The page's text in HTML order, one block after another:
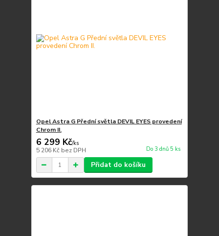
Opel Astra G Přední světla DEVIL EYES provedení
Chrom II.
6 299 Kč/ks
5 206 Kč bez DPH Do 3 dnů 5 ks
Přidat do košíku